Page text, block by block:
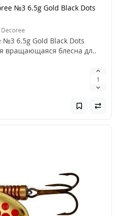
№3 6.5g Gold Black Dots
№3 6.5g Gold Black Dots
вращающаяся блесна дл..